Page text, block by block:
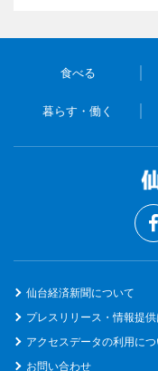
食べる
暮らす・働く
仙台経済新聞について
プレスリリース・情報提
アクセスデータの利用につ
お問い合わせ